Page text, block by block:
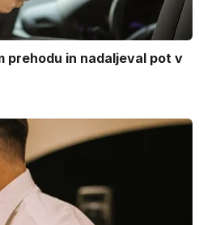
prehodu in nadaljeval pot v